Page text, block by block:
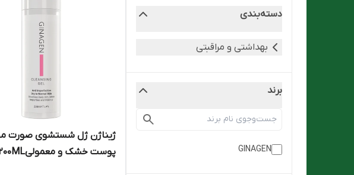
دسته‌بندی
بهداشتی و مراقبتی
برند
GINAGEN
ژیناژن ژل شستشوی
پوست خشک و معمولی200ML